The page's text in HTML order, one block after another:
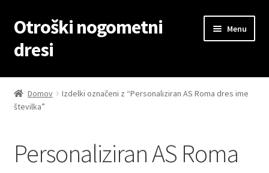
Skip
to
navigation
Skip
to
content
Otroški nogometni
dresi
Menu
Domov
Blog
Domov
Izdelki označeni z “Personaliziran AS Roma dres ime
številka”
Personaliziran AS Roma